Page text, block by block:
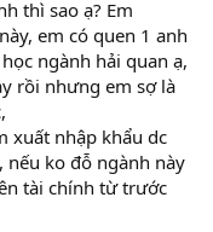
thì sao ạ? Em
em có quen 1 anh
ngành hải quan ạ,
rồi nhưng em sợ là
xuất nhập khẩu dc
ko đỗ ngành này
tài chính từ trước